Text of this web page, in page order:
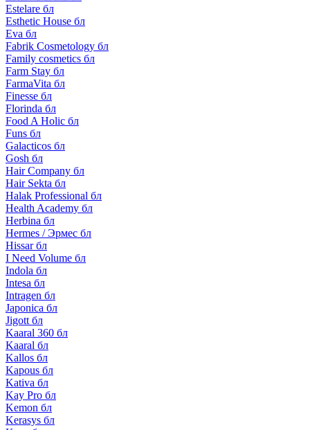
Estelare бл
Esthetic House бл
Eva бл
Fabrik Cosmetology бл
Family cosmetics бл
Farm Stay бл
FarmaVita бл
Finesse бл
Florinda бл
Food A Holic бл
Funs бл
Galacticos бл
Gosh бл
Hair Company бл
Hair Sekta бл
Halak Professional бл
Health Academy бл
Herbina бл
Hermes / Эрмес бл
Hissar бл
I Need Volume бл
Indola бл
Intesa бл
Intragen бл
Japonica бл
Jigott бл
Kaaral 360 бл
Kaaral бл
Kallos бл
Kapous бл
Kativa бл
Kay Pro бл
Kemon бл
Kerasys бл